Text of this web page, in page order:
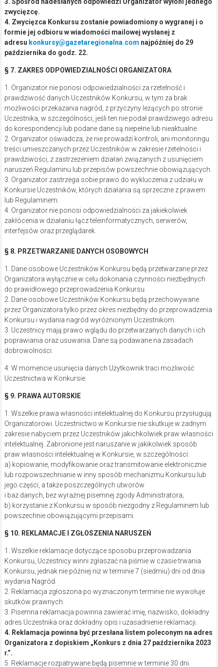
zwycięzcę.
4. Zwycięzca Konkursu zostanie powiadomiony o wygranej i o
formie jej odbioru w wiadomości mailowej wysłanej z
adresu konkursy@gazetaregionalna.com najpóźniej do 29
października do godz. 22.
§ 7. ZAKRES ODPOWIEDZIALNOŚCI ORGANIZATORA
1. Organizator nie ponosi odpowiedzialności za rzetelność i
prawdziwość danych Uczestników Konkursu, w tym za brak
możliwości przekazania nagród, z przyczyny leżących po stronie
Uczestnika, w szczególności, jeśli ten nie podał prawdziwego adresu
do korespondencji lub podane dane są niepełne lub nieaktualne.
2. Organizator oświadcza, że nie prowadzi kontroli, ani monitoringu
treści umieszczanych przez Uczestników w zakresie rzetelności i
prawdziwości, z zastrzeżeniem działań związanych z usunięciem
naruszeń Regulaminu lub przepisów powszechnie obowiązujących.
3. Organizator zastrzega sobie prawo do wykluczenia z udziału w
Konkursie Uczestników, których działania są sprzeczne z prawem
lub Regulaminem.
4. Organizator nie ponosi odpowiedzialności za jakiekolwiek
zakłócenia w działaniu łącz teleinformatycznych, serwerów,
interfejsów oraz przeglądarek.
§ 8. PRZETWARZANIE DANYCH OSOBOWYCH
1. Dane osobowe Uczestników Konkursu będą przetwarzane przez
Organizatora wyłącznie w celu dokonania czynności niezbędnych
do prawidłowego przeprowadzenia Konkursu.
2. Dane osobowe Uczestników Konkursu będą przechowywane
przez Organizatora tylko przez okres niezbędny do przeprowadzenia
Konkursu i wydania nagród wyróżnionym Uczestnikom.
3. Uczestnicy mają prawo wglądu do przetwarzanych danych i ich
poprawiania oraz usuwania. Dane są podawane na zasadach
dobrowolności.
4. W momencie usunięcia danych Użytkownik traci możliwość
Uczestnictwa w Konkursie.
§ 9. PRAWA AUTORSKIE
1. Wszelkie prawa własności intelektualnej do Konkursu przysługują
Organizatorowi. Uczestnictwo w Konkursie nie skutkuje w żadnym
zakresie nabyciem przez Uczestników jakichkolwiek praw własności
intelektualnej. Zabronione jest naruszanie w jakikolwiek sposób
praw własności intelektualnej w Konkursie, w szczególności:
a) kopiowanie, modyfikowanie oraz transmitowanie elektronicznie
lub rozpowszechnianie w inny sposób mechanizmu Konkursu lub
jego części, a także poszczególnych utworów
i baz danych, bez wyraźnej pisemnej zgody Administratora;
b) korzystanie z Konkursu w sposób niezgodny z Regulaminem lub
powszechnie obowiązującymi przepisami.
§ 10. REKLAMACJE I ZGŁOSZENIA NARUSZEŃ
1. Wszelkie reklamacje dotyczące sposobu przeprowadzania
Konkursu, Uczestnicy winni zgłaszać na piśmie w czasie trwania
Konkursu, jednak nie później niż w terminie 7 (siedmiu) dni od dnia
wydania Nagród.
2. Reklamacja zgłoszona po wyznaczonym terminie nie wywołuje
skutków prawnych.
3. Pisemna reklamacja powinna zawierać imię, nazwisko, dokładny
adres Uczestnika oraz dokładny opis i uzasadnienie reklamacji.
4. Reklamacja powinna być przesłana listem poleconym na adres
Organizatora z dopiskiem „Konkurs z dnia 27 października 2023
r.”.
5. Reklamacje rozpatrywane będą pisemnie w terminie 30 dni.